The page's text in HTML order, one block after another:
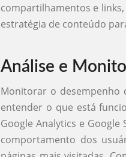
compartilhamentos e
estratégia de conteúdo
Análise e
Monitorar o desempenho
entender o que está
Google Analytics e
comportamento dos